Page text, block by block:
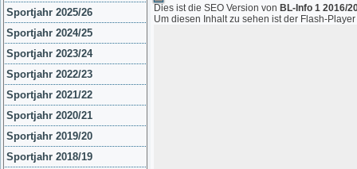
Sportjahr 2025/26
Sportjahr 2024/25
Sportjahr 2023/24
Sportjahr 2022/23
Sportjahr 2021/22
Sportjahr 2020/21
Sportjahr 2019/20
Sportjahr 2018/19
Dies ist die SEO Version von BL-Info 1 2016/
Um diesen Inhalt zu sehen ist der Flash-